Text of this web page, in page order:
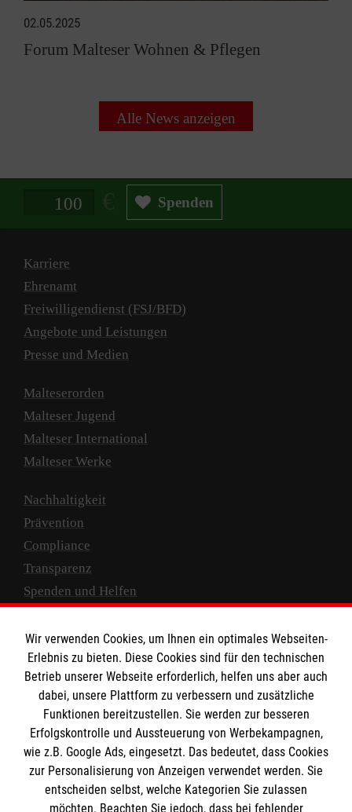
02.05.2025
Forum Malteser Wohnen & Pflegen
Alle News anzeigen
Spendenbetrag in Euro Spenden
Karriere
Ehrenamt
Freiwilligendienst (FSJ/BFD)
Angebote und Leistungen
Presse und Medien
Malteserorden
Malteser Jugend
Malteser International
Malteser Werke
Nachhaltigkeit
Prävention
Compliance
Transparenz
Spenden und Helfen
Empfänger: Malteser Hilfsdienst e.V.
IBAN: DE10 3706 0120 1201 2000 12
BIC: GENODED 1PA7
Wir verwenden Cookies, um Ihnen ein optimales Webseiten-
Erlebnis zu bieten. Diese Cookies sind für den technischen
Betrieb unserer Webseite erforderlich, helfen uns aber auch
dabei, unsere Plattform zu verbessern und zusätzliche
Funktionen bereitzustellen. Sie werden zur besseren
Erfolgskontrolle und Aussteuerung von Werbekampagnen,
wie z.B. Google Ads, eingesetzt. Das bedeutet, dass Cookies
zur Personalisierung von Anzeigen verwendet werden. Sie
entscheiden selbst, welche Kategorien Sie zulassen
möchten. Beachten Sie jedoch, dass bei fehlender